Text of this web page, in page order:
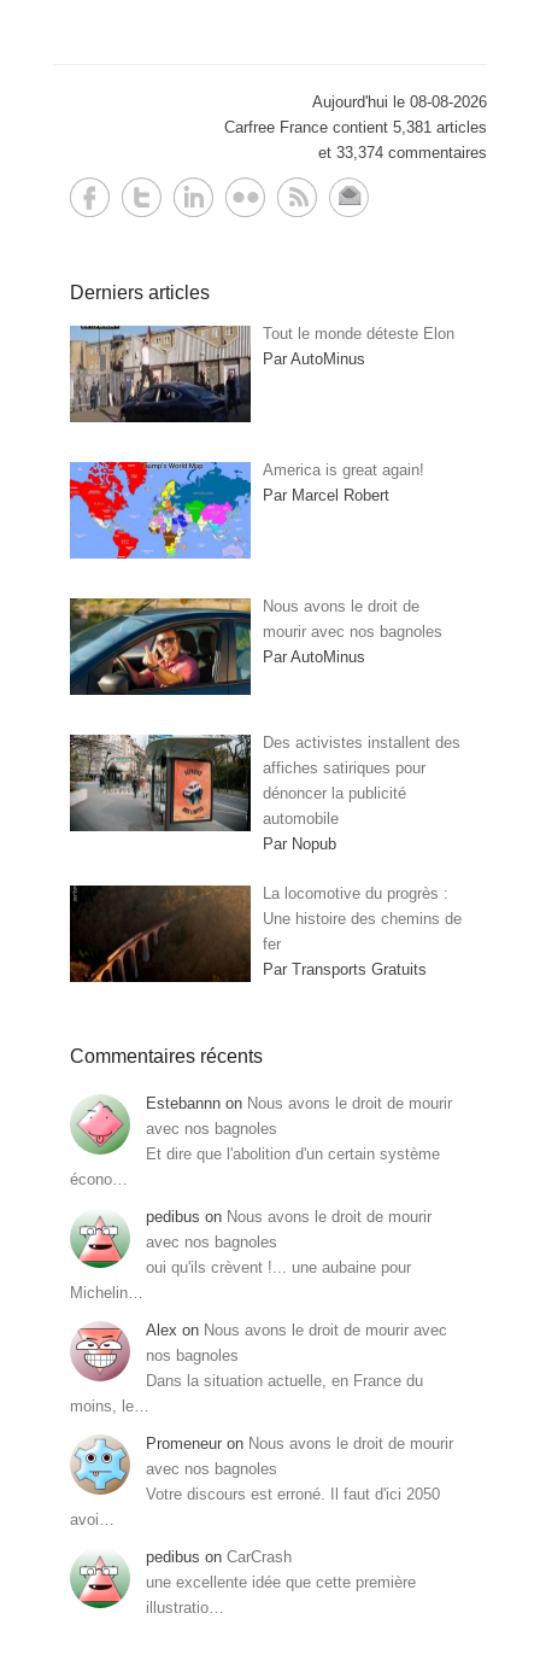
Aujourd'hui le 08-08-2026
Carfree France contient 5,381 articles
et 33,374 commentaires
Derniers articles
Tout le monde déteste Elon
Par AutoMinus
America is great again!
Par Marcel Robert
Nous avons le droit de
mourir avec nos bagnoles
Par AutoMinus
Des activistes installent des
affiches satiriques pour
dénoncer la publicité
automobile
Par Nopub
La locomotive du progrès :
Une histoire des chemins de
fer
Par Transports Gratuits
Commentaires récents
Estebannn on Nous avons le droit de mourir
avec nos bagnoles
Et dire que l'abolition d'un certain système
écono…
pedibus on Nous avons le droit de mourir
avec nos bagnoles
oui qu'ils crèvent !... une aubaine pour
Michelin…
Alex on Nous avons le droit de mourir avec
nos bagnoles
Dans la situation actuelle, en France du
moins, le…
Promeneur on Nous avons le droit de mourir
avec nos bagnoles
Votre discours est erroné. Il faut d'ici 2050
avoi…
pedibus on CarCrash
une excellente idée que cette première
illustratio…